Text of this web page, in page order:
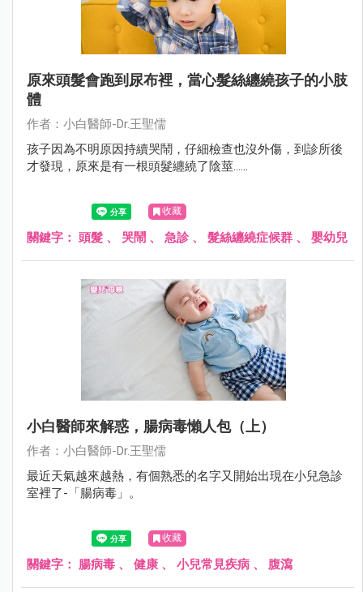
原來頭髮會跑到尿布裡，當心髮絲纏繞孩子的小肢
體
作者：小白醫師-Dr.王聖儒
孩子因為不明原因持續哭鬧，仔細檢查也沒外傷，到診所後
才發現，原來是有一根頭髮纏繞了陰莖......
收藏
關鍵字： 頭髮 、 哭鬧 、 急診 、 髮絲纏繞症候群 、 嬰幼兒
小白醫師來解惑，腸病毒懶人包（上）
作者：小白醫師-Dr.王聖儒
最近天氣越來越熱，有個熟悉的名字又開始出現在小兒急診
室裡了-「腸病毒」。
收藏
關鍵字： 腸病毒 、 健康 、 小兒常見疾病 、 腹瀉